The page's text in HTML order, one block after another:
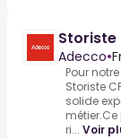
Storiste
Adecco•
Pour
Storiste
solide
ri... Voir